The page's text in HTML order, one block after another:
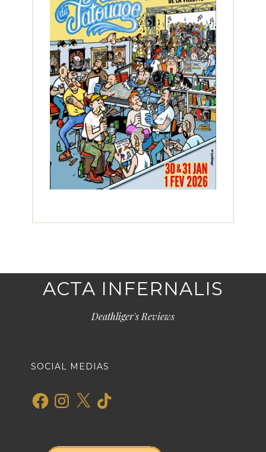
ACTA INFERNALIS
Deathliger's Reviews
SOCIAL MEDIAS
FacebookInstagram
X TikTok